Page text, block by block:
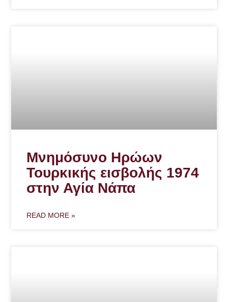
Μνημόσυνο Ηρώων
Τουρκικής εισβολής 1974
στην Αγία Νάπα
READ MORE »